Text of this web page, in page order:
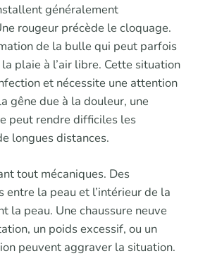
généralement
rougeur précède le cloquage.
de la bulle qui peut parfois
plaie à l’air libre. Cette situation
et nécessite une attention
gêne due à la douleur, une
peut rendre difficiles les
longues distances.
tout mécaniques. Des
la peau et l’intérieur de la
la peau. Une chaussure neuve
un poids excessif, ou un
peuvent aggraver la situation.